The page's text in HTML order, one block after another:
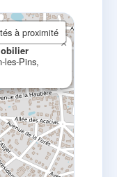
les-Pins,
×
à proximité